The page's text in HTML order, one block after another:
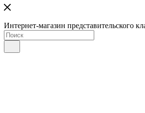
Интернет-магазин представительского